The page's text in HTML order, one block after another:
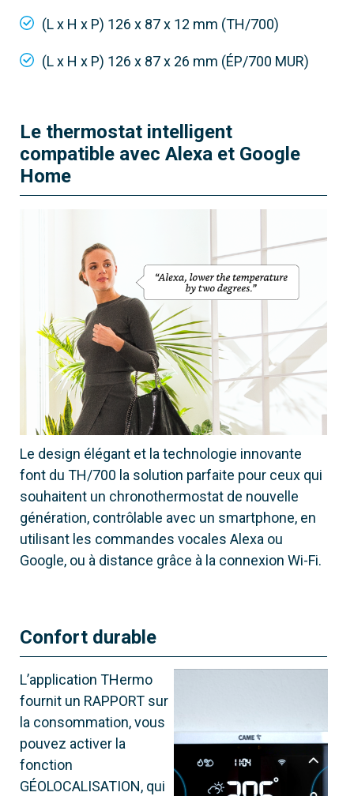
845AA-0100
TH/700 WH WIFI
Installation
en encastrement
230 V
Contrôle
Application, haut-parleur intelligent ou
appareil
(L x H x P) 126 x 87 x 12 mm (TH/700)
(L x H x P) 126 x 87 x 26 mm (ÉP/700 MUR)
Le thermostat intelligent
compatible avec Alexa et Google
Home
Le design élégant et la technologie innovante
font du TH/700 la solution parfaite pour ceux qui
souhaitent un chronothermostat de nouvelle
génération, contrôlable avec un smartphone, en
utilisant les commandes vocales Alexa ou
Google, ou à distance grâce à la connexion Wi-Fi.
Confort durable
L’application THermo
fournit un RAPPORT sur
la consommation, vous
pouvez activer la
fonction
GÉOLOCALISATION, qui